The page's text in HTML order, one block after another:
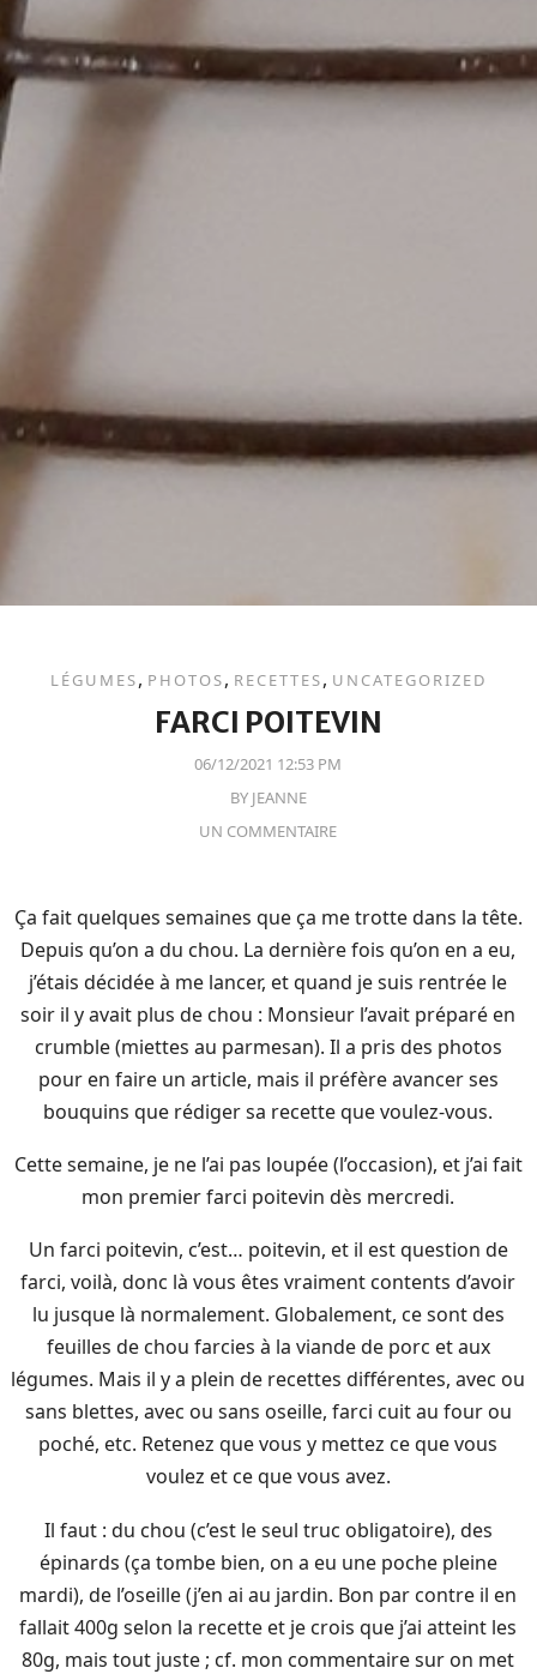
LÉGUMES, PHOTOS, RECETTES, UNCATEGORIZED
FARCI POITEVIN
06/12/2021 12:53 PM
BY JEANNE
UN COMMENTAIRE
Ça fait quelques semaines que ça me trotte dans la tête.
Depuis qu’on a du chou. La dernière fois qu’on en a eu,
j’étais décidée à me lancer, et quand je suis rentrée le
soir il y avait plus de chou : Monsieur l’avait préparé en
crumble (miettes au parmesan). Il a pris des photos
pour en faire un article, mais il préfère avancer ses
bouquins que rédiger sa recette que voulez-vous.
Cette semaine, je ne l’ai pas loupée (l’occasion), et j’ai fait
mon premier farci poitevin dès mercredi.
Un farci poitevin, c’est… poitevin, et il est question de
farci, voilà, donc là vous êtes vraiment contents d’avoir
lu jusque là normalement. Globalement, ce sont des
feuilles de chou farcies à la viande de porc et aux
légumes. Mais il y a plein de recettes différentes, avec ou
sans blettes, avec ou sans oseille, farci cuit au four ou
poché, etc. Retenez que vous y mettez ce que vous
voulez et ce que vous avez.
Il faut : du chou (c’est le seul truc obligatoire), des
épinards (ça tombe bien, on a eu une poche pleine
mardi), de l’oseille (j’en ai au jardin. Bon par contre il en
fallait 400g selon la recette et je crois que j’ai atteint les
80g, mais tout juste ; cf. mon commentaire sur on met